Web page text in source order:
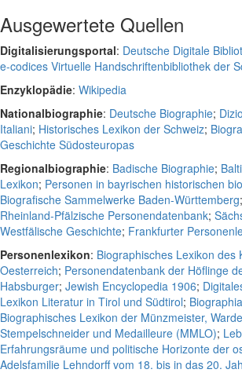
Ausgewertete Quellen
Digitalisierungsportal: Deutsche Digitale
e-codices Virtuelle Handschriftenbibliothek der
Enzyklopädie: Wikipedia
Nationalbiographie: Deutsche Biographie;
Italiani; Historisches Lexikon der Schweiz;
Geschichte Südosteuropas
Regionalbiographie: Badische Biographie;
Lexikon; Personen in bayrischen historischen
Biografische Sammelwerke Baden-Württemberg;
Rheinland-Pfälzische Personendatenbank;
Westfälische Geschichte; Frankfurter
Personenlexikon: Biographisches Lexikon des
Oesterreich; Personendatenbank der Höflinge
Habsburger; Jewish Encyclopedia 1906;
Lexikon Literatur in Tirol und Südtirol;
Biographisches Lexikon der Münzmeister,
Stempelschneider und Medailleure (MMLO);
Erfahrungsräume und politische Horizonte der
Adelsfamilie Lehndorff vom 18. bis in das 20.